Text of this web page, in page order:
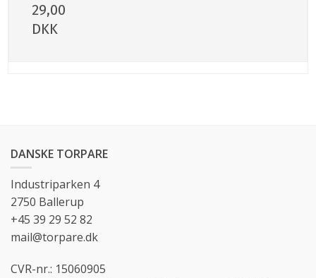
29,00
DKK
DANSKE TORPARE
Industriparken 4
2750 Ballerup
+45 39 29 52 82
mail@torpare.dk
CVR-nr.: 15060905